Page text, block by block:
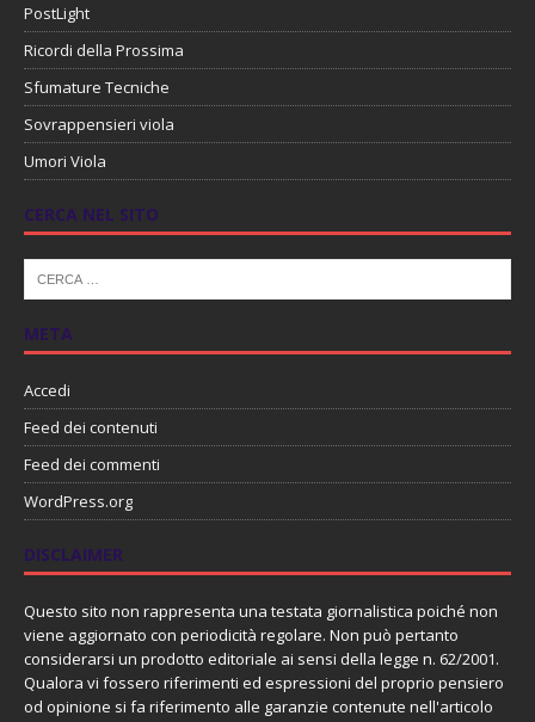
PostLight
Ricordi della Prossima
Sfumature Tecniche
Sovrappensieri viola
Umori Viola
CERCA NEL SITO
META
Accedi
Feed dei contenuti
Feed dei commenti
WordPress.org
DISCLAIMER
Questo sito non rappresenta una testata giornalistica poiché non
viene aggiornato con periodicità regolare. Non può pertanto
considerarsi un prodotto editoriale ai sensi della legge n. 62/2001.
Qualora vi fossero riferimenti ed espressioni del proprio pensiero
od opinione si fa riferimento alle garanzie contenute nell'articolo